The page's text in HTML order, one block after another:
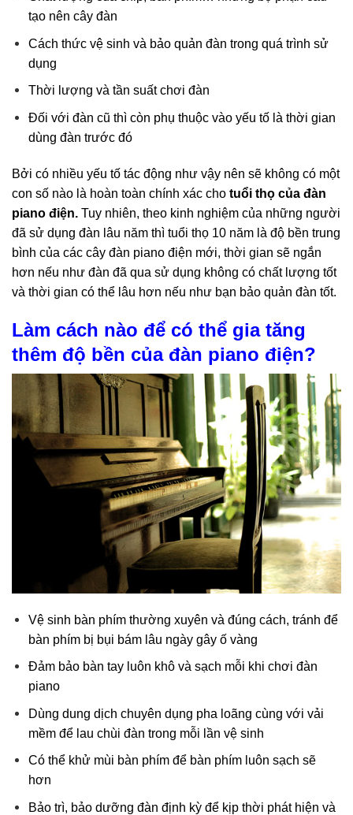
tạo nên cây đàn
Cách thức vệ sinh và bảo quản đàn trong quá trình sử
dụng
Thời lượng và tần suất chơi đàn
Đối với đàn cũ thì còn phụ thuộc vào yếu tố là thời gian
dùng đàn trước đó
Bởi có nhiều yếu tố tác động như vậy nên sẽ không có một
con số nào là hoàn toàn chính xác cho tuổi thọ của đàn
piano điện. Tuy nhiên, theo kinh nghiệm của những người
đã sử dụng đàn lâu năm thì tuổi thọ 10 năm là độ bền trung
bình của các cây đàn piano điện mới, thời gian sẽ ngắn
hơn nếu như đàn đã qua sử dụng không có chất lượng tốt
và thời gian có thể lâu hơn nếu như bạn bảo quản đàn tốt.
Làm cách nào để có thể gia tăng
thêm độ bền của đàn piano điện?
Vệ sinh bàn phím thường xuyên và đúng cách, tránh để
bàn phím bị bụi bám lâu ngày gây ố vàng
Đảm bảo bàn tay luôn khô và sạch mỗi khi chơi đàn
piano
Dùng dung dịch chuyên dụng pha loãng cùng với vải
mềm để lau chùi đàn trong mỗi lần vệ sinh
Có thể khử mùi bàn phím để bàn phím luôn sạch sẽ
hơn
Bảo trì, bảo dưỡng đàn định kỳ để kịp thời phát hiện và